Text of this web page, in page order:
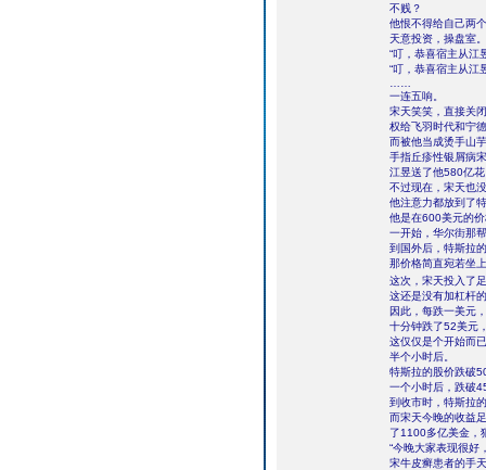
不贱？
他恨不得给自己两
天意投资，操盘室。
“叮，恭喜宿主从江
“叮，恭喜宿主从江
一连五响。
宋天笑笑，直接关
权给飞羽时代和宁
而被他当成烫手山
手指丘疹性银屑病
江昱送了他580亿
不过现在，宋天也
他注意力都放到了
他是在600美元的
一开始，华尔街那
到国外后，特斯拉
那价格简直宛若坐
这次，宋天投入了
这还是没有加杠杆
因此，每跌一美元
十分钟跌了52美元
这仅仅是个开始而
半个小时后。
特斯拉的股价跌破
一个小时后，跌破
到收市时，特斯拉
而宋天今晚的收益
了1100多亿美金，
“今晚大家表现很好
宋牛皮癣患者的手